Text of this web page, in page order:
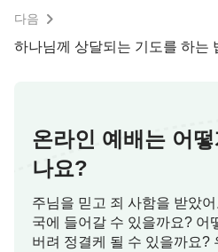
다음
하나님께 상달되는 기도를 하는
온라인 예배는 어
나요?
주님을 믿고 죄 사함을 받았
국에 들어갈 수 있을까요? 어
버려 정결케 될 수 있을까요?